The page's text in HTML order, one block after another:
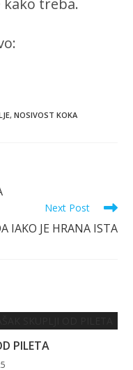
treba.
, NOSIVOST KOKA
Next Post
IAKO JE HRANA ISTA
PILETA